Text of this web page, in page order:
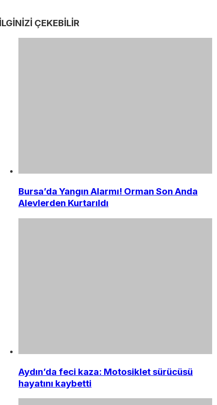
ÇEKEBİLİR
Bursa’da Yangın Alarmı! Orman Son Anda
Alevlerden Kurtarıldı
Aydın’da feci kaza: Motosiklet sürücüsü
hayatını kaybetti